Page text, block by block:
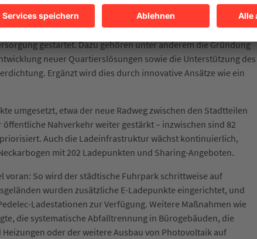
decken.
in Heilbronn sind energetisch sanierungsbedürftig. Die
gestartet. Dazu gehören unter anderem die Gründung
neuer Quartierslösungen sowie die Unterstützung des
Ergänzt wird dies durch innovative Ansätze wie ein
umgesetzt, etwa der neue Radweg zwischen den Stadtteilen
Nahverkehr weiter gestärkt – inzwischen sind 82
Auch die Ladeinfrastruktur wächst kontinuierlich,
mit 202 Ladepunkten und Sharing-Angeboten.
voran: So wird der städtische Fuhrpark schrittweise auf
wurden zusätzliche E-Ladepunkte eingerichtet, und
Ladestationen zur Verfügung. Weitere Maßnahmen wie
die systematische Abfalltrennung in Bürogebäuden, die
oder der weitere Ausbau von Photovoltaik auf